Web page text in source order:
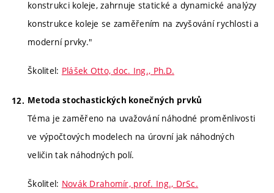
konstrukci koleje, zahrnuje statické a dynamické analýzy
konstrukce koleje se zaměřením na zvyšování rychlosti a
moderní prvky."
Školitel: Plášek Otto, doc. Ing., Ph.D.
Metoda stochastických konečných prvků
Téma je zaměřeno na uvažování náhodné proměnlivosti
ve výpočtových modelech na úrovní jak náhodných
veličin tak náhodných polí.
Školitel: Novák Drahomír, prof. Ing., DrSc.